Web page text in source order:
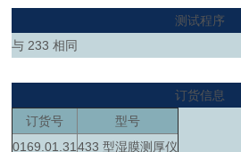
测试程序
与 233 相同
订货信息
订货号
型号
0169.01.31 433 型湿膜测厚仪